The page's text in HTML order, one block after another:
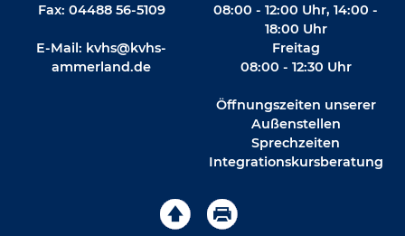
Fax: 04488 56-5109
E-Mail: kvhs@kvhs-
ammerland.de
08:00 - 12:00 Uhr, 14:00 -
18:00 Uhr
Freitag
08:00 - 12:30 Uhr
Öffnungszeiten unserer
Außenstellen
Sprechzeiten
Integrationskursberatung